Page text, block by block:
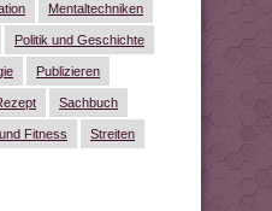
Mentaltechniken
Politik und Geschichte
Publizieren
Sachbuch
Fitness Streiten